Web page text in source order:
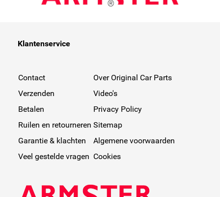
Klantenservice
Contact
Verzenden
Betalen
Ruilen en retourneren
Garantie & klachten
Veel gestelde vragen
Over Original Car Parts
Video's
Privacy Policy
Sitemap
Algemene voorwaarden
Cookies